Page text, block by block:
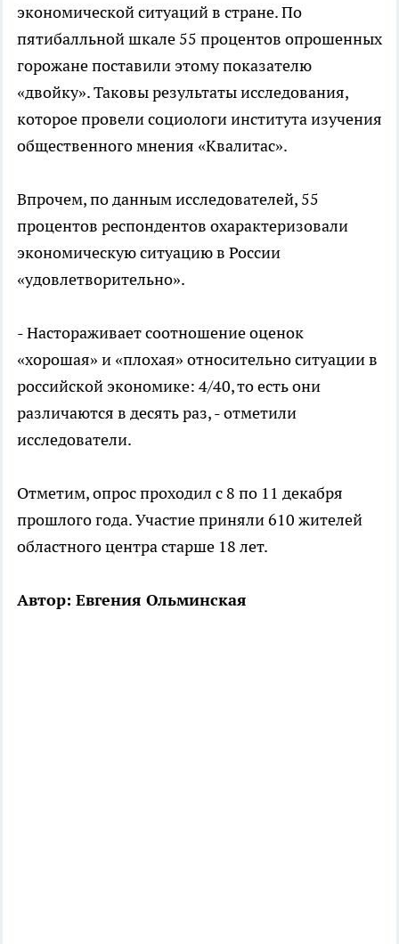
экономической ситуаций в стране. По
пятибалльной шкале 55 процентов опрошенных
горожане поставили этому показателю
«двойку». Таковы результаты исследования,
которое провели социологи института изучения
общественного мнения «Квалитас».
Впрочем, по данным исследователей, 55
процентов респондентов охарактеризовали
экономическую ситуацию в России
«удовлетворительно».
- Настораживает соотношение оценок
«хорошая» и «плохая» относительно ситуации в
российской экономике: 4/40, то есть они
различаются в десять раз, - отметили
исследователи.
Отметим, опрос проходил с 8 по 11 декабря
прошлого года. Участие приняли 610 жителей
областного центра старше 18 лет.
Автор: Евгения Ольминская